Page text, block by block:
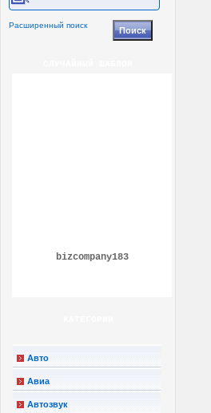
Расширенный поиск
bizcompany183
Авто
Авиа
Автозвук